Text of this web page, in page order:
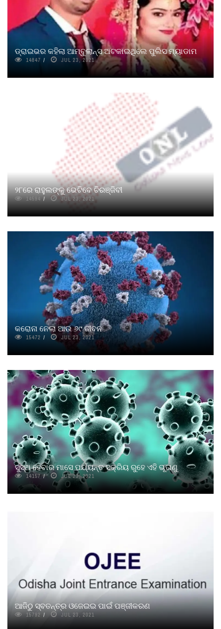
ଡ୍ରାଇଭର କହିଲା ଆମ୍ବୁଲାନ୍ସ ଅଟକାଇଥିଲେ ପୁଲିସ ମ୍ୟାଡାମ
14847 JUL 23, 2021
୨୮ରେ ରାହୁଲଙ୍କୁ ଭେଟିବେ ଚିରଞ୍ଜିବୀ
14594 JUL 23, 2021
କରୋନା ନେଲା ଆଉ ୬୯ ଜୀବନ
15472 JUL 23, 2021
ସୁସ୍ଥ ହେବାର ମାସେ ପର୍ଯ୍ୟନ୍ତ ସକ୍ରିୟ ରୁହେ ଏହି ଭୂତାଣୁ
14157 JUL 23, 2021
ଆଜିଠୁ ସ୍ବତନ୍ତ୍ର ଓଜେଇଇ ପାଇଁ ପଞ୍ଜୀକରଣ
15792 JUL 23, 2021